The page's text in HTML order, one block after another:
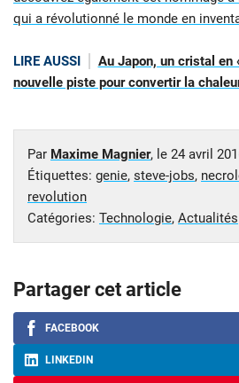
qui a révolutionné le monde en
LIRE AUSSI
Au Japon, un cristal en
nouvelle piste pour convertir la
Par Maxime Magnier, le 24 avril
Étiquettes: genie, steve-jobs,
revolution
Catégories: Technologie, Actualités
Partager cet article
FACEBOOK
LINKEDIN